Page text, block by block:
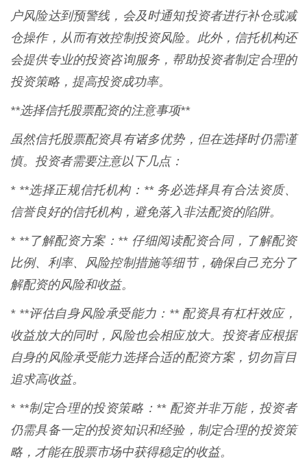
户风险达到预警线，会及时通知投资者进行补仓或减
仓操作，从而有效控制投资风险。此外，信托机构还
会提供专业的投资咨询服务，帮助投资者制定合理的
投资策略，提高投资成功率。
**选择信托股票配资的注意事项**
虽然信托股票配资具有诸多优势，但在选择时仍需谨
慎。投资者需要注意以下几点：
* **选择正规信托机构：** 务必选择具有合法资质、
信誉良好的信托机构，避免落入非法配资的陷阱。
* **了解配资方案：** 仔细阅读配资合同，了解配资
比例、利率、风险控制措施等细节，确保自己充分了
解配资的风险和收益。
* **评估自身风险承受能力：** 配资具有杠杆效应，
收益放大的同时，风险也会相应放大。投资者应根据
自身的风险承受能力选择合适的配资方案，切勿盲目
追求高收益。
* **制定合理的投资策略：** 配资并非万能，投资者
仍需具备一定的投资知识和经验，制定合理的投资策
略，才能在股票市场中获得稳定的收益。